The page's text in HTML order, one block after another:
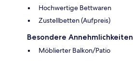
Hochwertige Bettwaren
Zustellbetten (Aufpreis)
Besondere Annehmlichkeiten
Möblierter Balkon/Patio